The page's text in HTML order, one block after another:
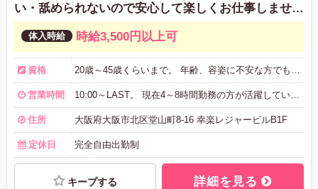
い・舐められないので安心して楽しくお仕事しません
か？？☆★
時給3,500円以上可
資格 20歳～45歳くらいまで。 年齢、容姿に不安な方でも大丈夫♪ 主婦の方、バツイチさん、フリーターさん、学生さん大歓迎！ まずはお気軽にお問い合わせください!!
営業時間 10:00～LAST。 現在4～8時間勤務の方が活躍しています♪ お気軽にご相談ください。
住所 大阪府大阪市北区堂山町8-16 幸楽レジャービルB1F
定休日 完全自由出勤制
キープする 詳細を見る